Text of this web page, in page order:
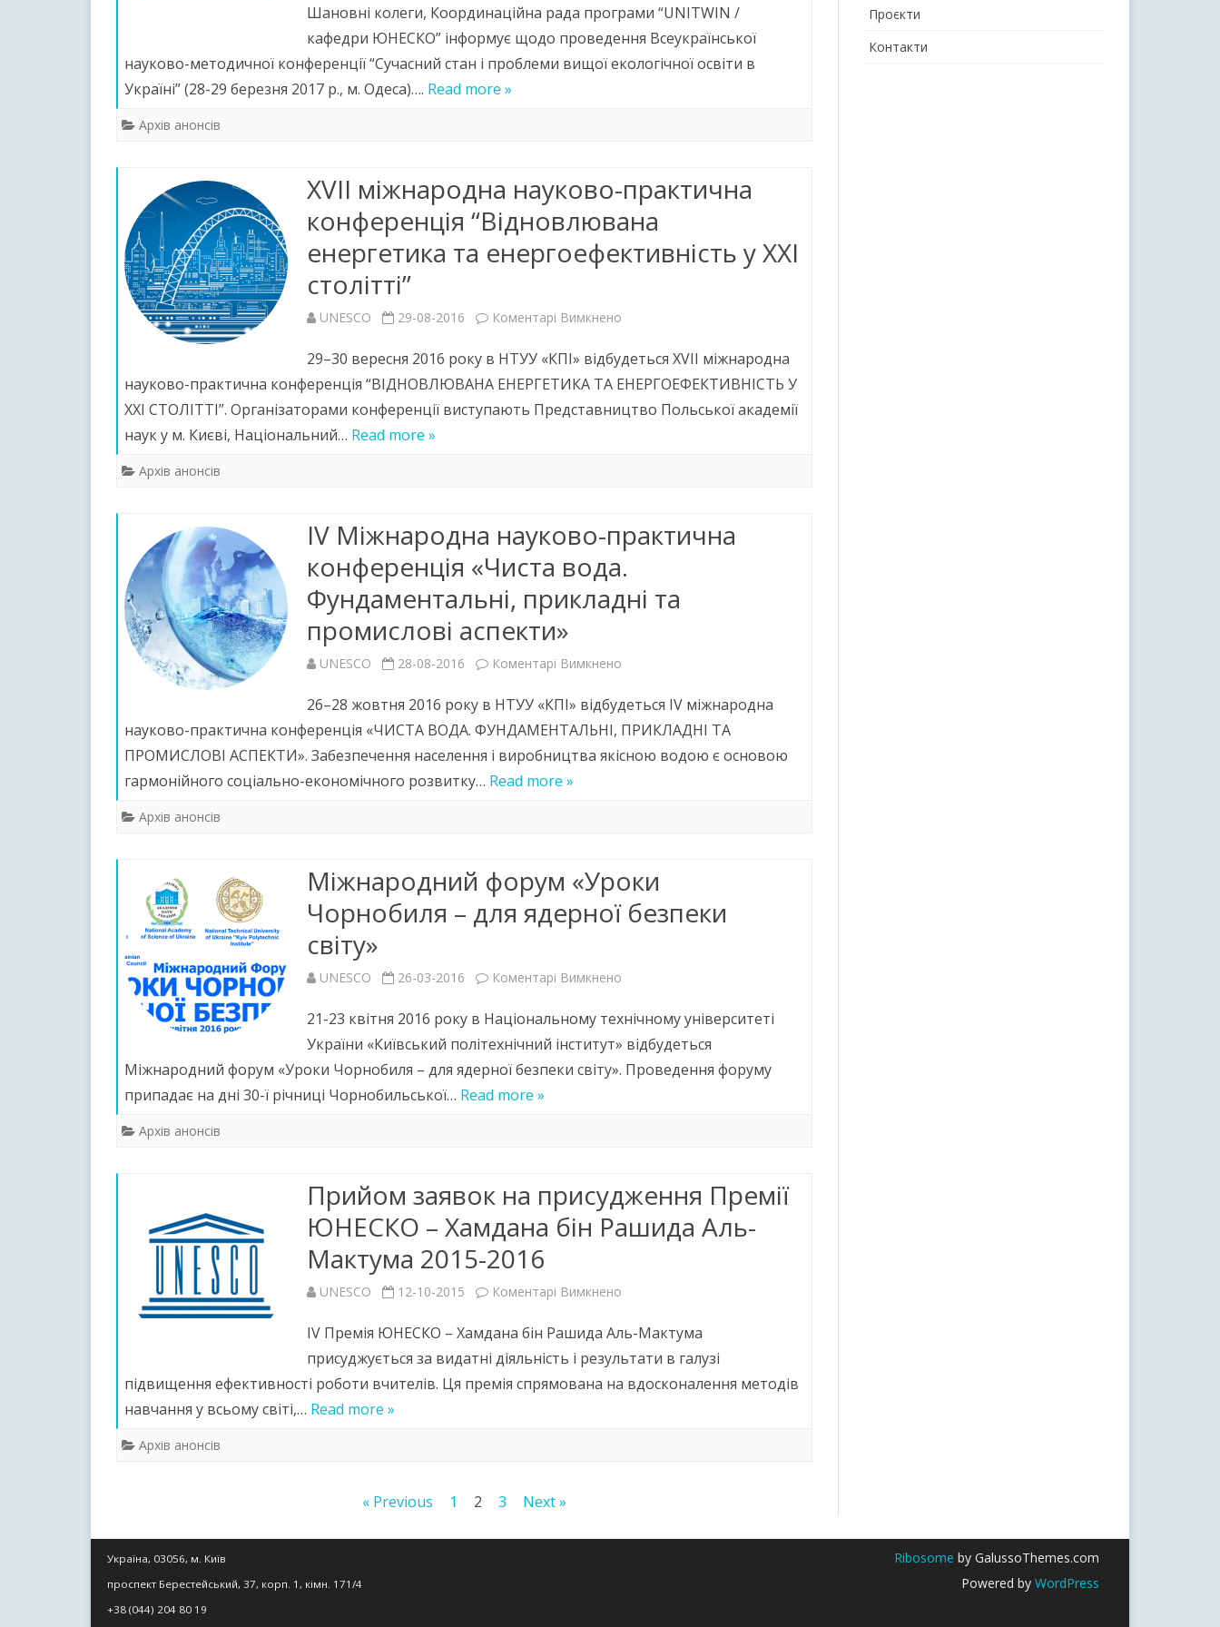
науково-
методична
i
проблеми
вищої
в
Українi”
Шановнi колеги, Координацiйна рада програми “UNITWIN /
кафедри ЮНЕСКО” інформує щодо проведення Всеукраїнської
науково-методичної конференцiї “Сучасний стан i проблеми вищої екологiчної освiти в
Українi” (28-29 березня 2017 р., м. Одеса)…. Read more »
Архів анонсів
XVІI міжнародна науково-практична
конференція “Відновлювана
енергетика та енергоефективність у XXI
столітті”
UNESCO 29-08-2016 Коментарі Вимкнено
міжнародна
науково-
енергетика
та
енергоефективність
столітті”
29–30 вересня 2016 року в НТУУ «КПІ» відбудеться XVІІ міжнародна
науково-практична конференція “ВІДНОВЛЮВАНА ЕНЕРГЕТИКА ТА ЕНЕРГОЕФЕКТИВНІСТЬ У
XXI СТОЛІТТІ”. Організаторами конференції виступають Представництво Польської академії
наук у м. Києві, Національний… Read more »
Архів анонсів
IV Міжнародна науково-практична
конференція «Чиста вода.
Фундаментальні, прикладні та
промислові аспекти»
UNESCO 28-08-2016 Коментарі Вимкнено
Міжнародна
науково-
вода.
Фундаментальні,
промислові
аспекти»
26–28 жовтня 2016 року в НТУУ «КПІ» відбудеться IV міжнародна
науково-практична конференція «ЧИСТА ВОДА. ФУНДАМЕНТАЛЬНІ, ПРИКЛАДНІ ТА
ПРОМИСЛОВІ АСПЕКТИ». Забезпечення населення і виробництва якісною водою є основою
гармонійного соціально-економічного розвитку… Read more »
Архів анонсів
Міжнародний форум «Уроки
Чорнобиля – для ядерної безпеки
світу»
UNESCO 26-03-2016 Коментарі Вимкнено
форум
«Уроки
ядерної
безпеки
21-23 квітня 2016 року в Національному технічному університеті
України «Київський політехнічний інститут» відбудеться
Міжнародний форум «Уроки Чорнобиля – для ядерної безпеки світу». Проведення форуму
припадає на дні 30-ї річниці Чорнобильської… Read more »
Архів анонсів
Прийом заявок на присудження Премії
ЮНЕСКО – Хамдана бін Рашида Аль-
Мактума 2015-2016
UNESCO 12-10-2015 Коментарі Вимкнено
заявок
на
Хамдана
IV Премія ЮНЕСКО – Хамдана бін Рашида Аль-Мактума
присуджується за видатні діяльність і результати в галузі
підвищення ефективності роботи вчителів. Ця премія спрямована на вдосконалення методів
навчання у всьому світі,… Read more »
Архів анонсів
« Previous 1 2 3 Next »
Проєкти
Контакти
Україна, 03056, м. Київ
проспект Берестейський, 37, корп. 1, кімн. 171/4
+38 (044) 204 80 19
Ribosome by GalussoThemes.com
Powered by WordPress